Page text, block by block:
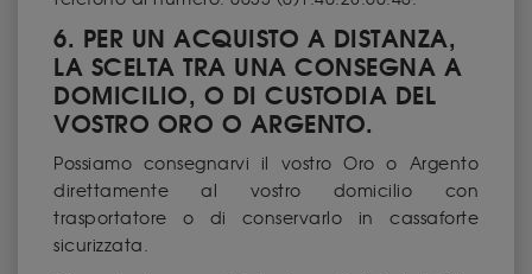
6. PER UN ACQUISTO A DISTANZA,
LA SCELTA TRA UNA CONSEGNA A
DOMICILIO, O DI CUSTODIA DEL
VOSTRO ORO O ARGENTO.
Possiamo consegnarvi il vostro Oro o Argento
direttamente al vostro domicilio con
trasportatore o di conservarlo in cassaforte
sicurizzata.